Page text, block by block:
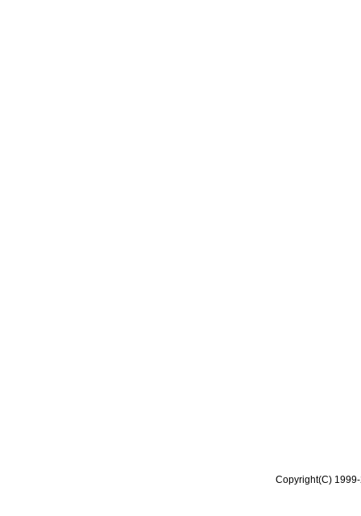
Copyright(C)